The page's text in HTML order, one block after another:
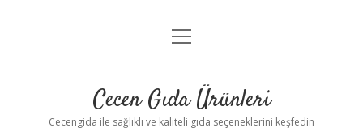
Anasayfa
Yasal Uyarı
menüyü
Cecen Gıda Ürünleri
Cecengida ile sağlıklı ve kaliteli gıda seçeneklerini keşfedin